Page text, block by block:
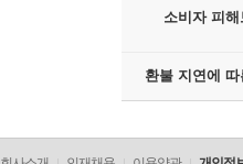
소비자 피해
환불 지연에